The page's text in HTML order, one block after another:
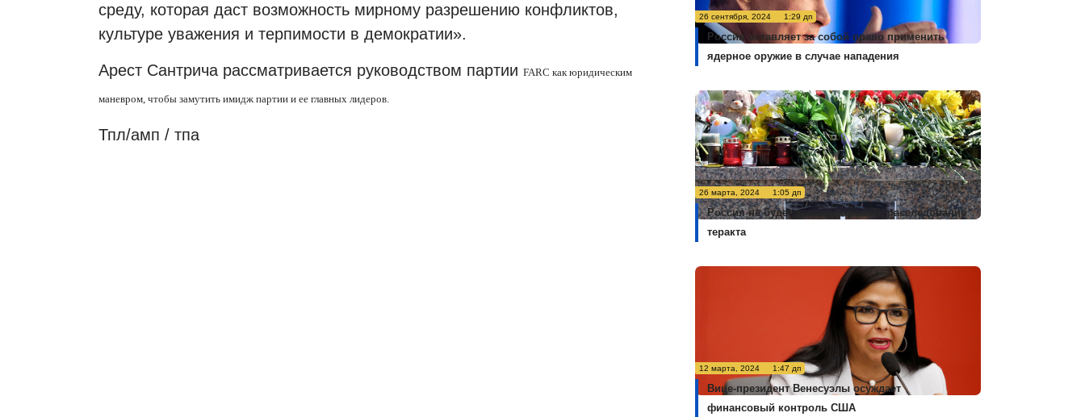
среду, которая даст возможность мирному разрешению конфликтов,
культуре уважения и терпимости в демократии».
Арест Сантрича рассматривается руководством партии FARC как юридическим
маневром, чтобы замутить имидж партии и ее главных лидеров.
Тпл/амп / тпа
26 сентября, 2024 1:29 дп
Россия оставляет за собой право применить
ядерное оружие в случае нападения
26 марта, 2024 1:05 дп
Россия не будет комментировать расследование
теракта
12 марта, 2024 1:47 дп
Вице-президент Венесуэлы осуждает
финансовый контроль США